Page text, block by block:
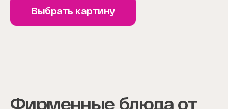
Выбрать картину
Фирменные блюда от